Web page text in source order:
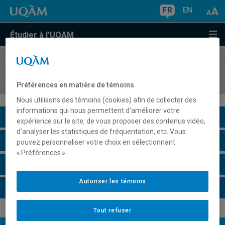
FR EN
Étudier à l'UQAM
COURS//
Description du cours
Horaire - Été 2026
Préférences en matière de témoins
Nous utilisons des témoins (cookies) afin de collecter des
informations qui nous permettent d’améliorer votre
expérience sur le site, de vous proposer des contenus vidéo,
d’analyser les statistiques de fréquentation, etc. Vous
pouvez personnaliser votre choix en sélectionnant
« Préférences ».
Tout refuser
Autoriser les témoins